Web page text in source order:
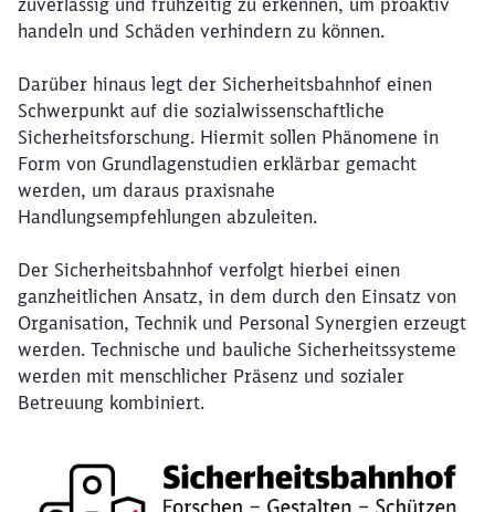
zuverlässig und frühzeitig zu erkennen, um proaktiv
handeln und Schäden verhindern zu können.
Darüber hinaus legt der Sicherheitsbahnhof einen
Schwerpunkt auf die sozialwissenschaftliche
Sicherheitsforschung. Hiermit sollen Phänomene in
Form von Grundlagenstudien erklärbar gemacht
werden, um daraus praxisnahe
Handlungsempfehlungen abzuleiten.
Der Sicherheitsbahnhof verfolgt hierbei einen
ganzheitlichen Ansatz, in dem durch den Einsatz von
Organisation, Technik und Personal Synergien erzeugt
werden. Technische und bauliche Sicherheitssysteme
werden mit menschlicher Präsenz und sozialer
Betreuung kombiniert.